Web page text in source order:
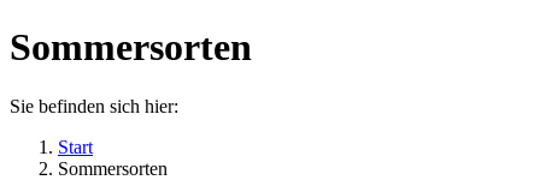
Sommersorten
Sie befinden sich hier:
Start
Sommersorten